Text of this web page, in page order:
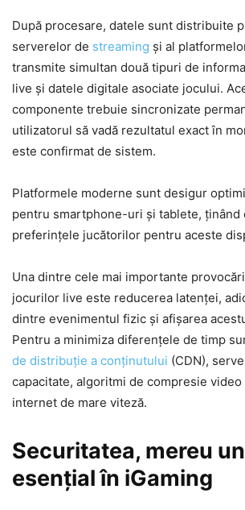
După procesare, datele sunt distribuite
serverelor de streaming și al
transmite simultan două tipuri de
live și datele digitale asociate jocului.
componente trebuie sincronizate
utilizatorul să vadă rezultatul exact în
este confirmat de sistem.
Platformele moderne sunt desigur
pentru smartphone-uri și tablete, ținând
preferințele jucătorilor pentru aceste
Una dintre cele mai importante
jocurilor live este reducerea latenței,
dintre evenimentul fizic și afișarea
Pentru a minimiza diferențele de timp
de distribuție a conținutului (CDN),
capacitate, algoritmi de compresie
internet de mare viteză.
Securitatea, mereu
esențial în iGaming